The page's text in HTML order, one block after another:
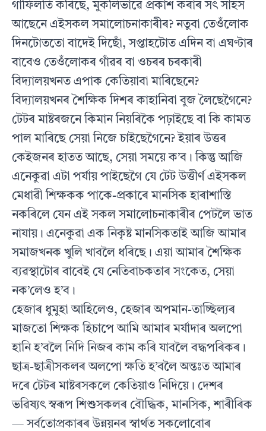
গাফিলতি কৰিছে, মুকলিভাৱে প্ৰকাশ কৰাৰ সৎ সাহস
আছেনে এইসকল সমালোচনাকাৰীৰ? নতুবা তেওঁলোক
দিনটোততো বাদেই দিছোঁ, সপ্তাহটোত এদিন বা এঘণ্টাৰ
বাবেও তেওঁলোকৰ গাঁৱৰ বা ওচৰৰ চৰকাৰী
বিদ্যালয়খনত এপাক কেতিয়াবা মাৰিছেনে?
বিদ্যালয়খনৰ শৈক্ষিক দিশৰ কাহানিবা বুজ লৈছেগৈনে?
টেটৰ মাষ্টৰজনে কিমান নিয়ৰিকৈ পঢ়াইছে বা কি কামত
পাল মাৰিছে সেয়া নিজে চাইছেগৈনে? ইয়াৰ উত্তৰ
কেইজনৰ হাতত আছে, সেয়া সময়ে ক’ব। কিন্তু আজি
এনেকুৱা এটা পৰ্যায় পাইছেগৈ যে টেট উত্তীৰ্ণ এইসকল
মেধাৱী শিক্ষকক পাকে-প্ৰকাৰে মানসিক হাৰাশাস্তি
নকৰিলে যেন এই সকল সমালোচনাকাৰীৰ পেটলৈ ভাত
নাযায়। এনেকুৱা এক নিকৃষ্ট মানসিকতাই আজি আমাৰ
সমাজখনক খুলি খাবলৈ ধৰিছে। এয়া আমাৰ শৈক্ষিক
ব্যৱস্থাটোৰ বাবেই যে নেতিবাচকতাৰ সংকেত, সেয়া
নক’লেও হ’ব।
হেজাৰ ধুমুহা আহিলেও, হেজাৰ অপমান-তাচ্ছিল্যৰ
মাজতো শিক্ষক হিচাপে আমি আমাৰ মৰ্যাদাৰ অলপো
হানি হ’বলৈ নিদি নিজৰ কাম কৰি যাবলৈ বদ্ধপৰিকৰ।
ছাত্ৰ-ছাত্ৰীসকলৰ অলপো ক্ষতি হ’বলৈ অন্তঃত আমাৰ
দৰে টেটৰ মাষ্টৰসকলে কেতিয়াও নিদিয়ে। দেশৰ
ভৱিষ্যৎ স্বৰূপ শিশুসকলৰ বৌদ্ধিক, মানসিক, শাৰীৰিক
— সৰ্বতোপ্ৰকাৰৰ উন্নয়নৰ স্বাৰ্থত সকলোবোৰ